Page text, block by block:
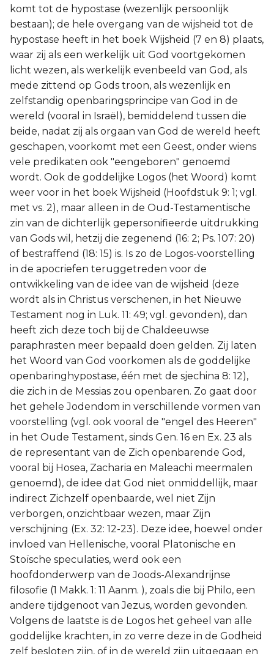
komt tot de hypostase (wezenlijk persoonlijk
bestaan); de hele overgang van de wijsheid tot de
hypostase heeft in het boek Wijsheid (7 en 8) plaats,
waar zij als een werkelijk uit God voortgekomen
licht wezen, als werkelijk evenbeeld van God, als
mede zittend op Gods troon, als wezenlijk en
zelfstandig openbaringsprincipe van God in de
wereld (vooral in Israël), bemiddelend tussen die
beide, nadat zij als orgaan van God de wereld heeft
geschapen, voorkomt met een Geest, onder wiens
vele predikaten ook "eengeboren" genoemd
wordt. Ook de goddelijke Logos (het Woord) komt
weer voor in het boek Wijsheid (Hoofdstuk 9: 1; vgl.
met vs. 2), maar alleen in de Oud-Testamentische
zin van de dichterlijk gepersonifieerde uitdrukking
van Gods wil, hetzij die zegenend (16: 2; Ps. 107: 20)
of bestraffend (18: 15) is. Is zo de Logos-voorstelling
in de apocriefen teruggetreden voor de
ontwikkeling van de idee van de wijsheid (deze
wordt als in Christus verschenen, in het Nieuwe
Testament nog in Luk. 11: 49; vgl. gevonden), dan
heeft zich deze toch bij de Chaldeeuwse
paraphrasten meer bepaald doen gelden. Zij laten
het Woord van God voorkomen als de goddelijke
openbaringhypostase, één met de sjechina 8: 12),
die zich in de Messias zou openbaren. Zo gaat door
het gehele Jodendom in verschillende vormen van
voorstelling (vgl. ook vooral de "engel des Heeren"
in het Oude Testament, sinds Gen. 16 en Ex. 23 als
de representant van de Zich openbarende God,
vooral bij Hosea, Zacharia en Maleachi meermalen
genoemd), de idee dat God niet onmiddellijk, maar
indirect Zichzelf openbaarde, wel niet Zijn
verborgen, onzichtbaar wezen, maar Zijn
verschijning (Ex. 32: 12-23). Deze idee, hoewel onder
invloed van Hellenische, vooral Platonische en
Stoïsche speculaties, werd ook een
hoofdonderwerp van de Joods-Alexandrijnse
filosofie (1 Makk. 1: 11 Aanm. ), zoals die bij Philo, een
andere tijdgenoot van Jezus, worden gevonden.
Volgens de laatste is de Logos het geheel van alle
goddelijke krachten, in zo verre deze in de Godheid
zelf besloten zijn, of in de wereld zijn uitgegaan en